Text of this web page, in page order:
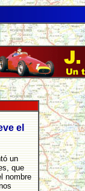
el
un
que
nombre